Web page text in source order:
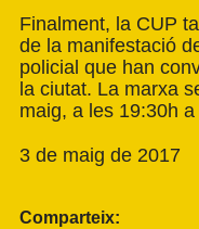
Finalment, la CUP
de la manifestació
policial que han
la ciutat. La marxa
maig, a les 19:30h
3 de maig de 2017
Comparteix: